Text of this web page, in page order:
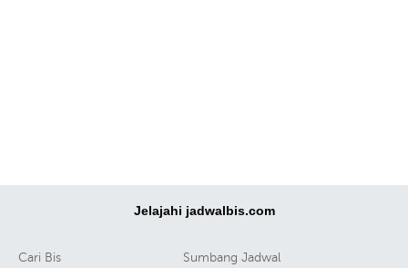
Jelajahi jadwalbis.com
Cari Bis Sumbang Jadwal